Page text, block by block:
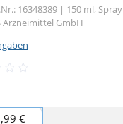
16348389 | 150 ml, Spray
Arzneimittel GmbH
€